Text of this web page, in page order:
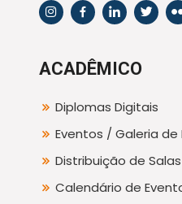
ACADÊMICO
Diplomas Digitais
Eventos / Galeria de
Distribuição de Salas
Calendário de